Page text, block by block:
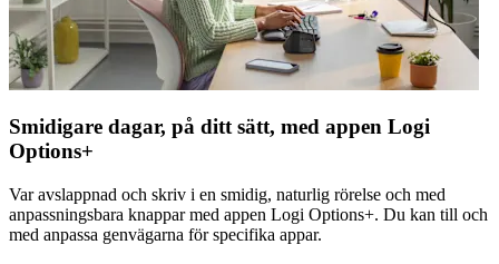
Smidigare dagar, på ditt sätt, med appen Logi
Options+
Var avslappnad och skriv i en smidig, naturlig rörelse och med
anpassningsbara knappar med appen Logi Options+. Du kan till och
med anpassa genvägarna för specifika appar.